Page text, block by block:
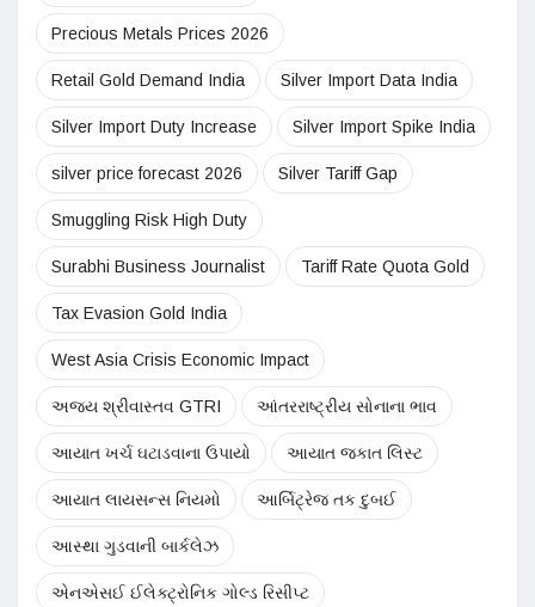
Precious Metals Prices 2026
Retail Gold Demand India Silver Import Data India
Silver Import Duty Increase Silver Import Spike India
silver price forecast 2026 Silver Tariff Gap
Smuggling Risk High Duty
Surabhi Business Journalist Tariff Rate Quota Gold
Tax Evasion Gold India
West Asia Crisis Economic Impact
અજય શ્રીવાસ્તવ GTRI આંતરરાષ્ટ્રીય સોનાના ભાવ
આયાત ખર્ચ ઘટાડવાના ઉપાયો આયાત જકાત લિસ્ટ
આયાત લાયસન્સ નિયમો આર્બિટ્રેજ તક દુબઈ
આસ્થા ગુડવાની બાર્કલેઝ
એનએસઈ ઈલેક્ટ્રોનિક ગોલ્ડ રિસીપ્ટ